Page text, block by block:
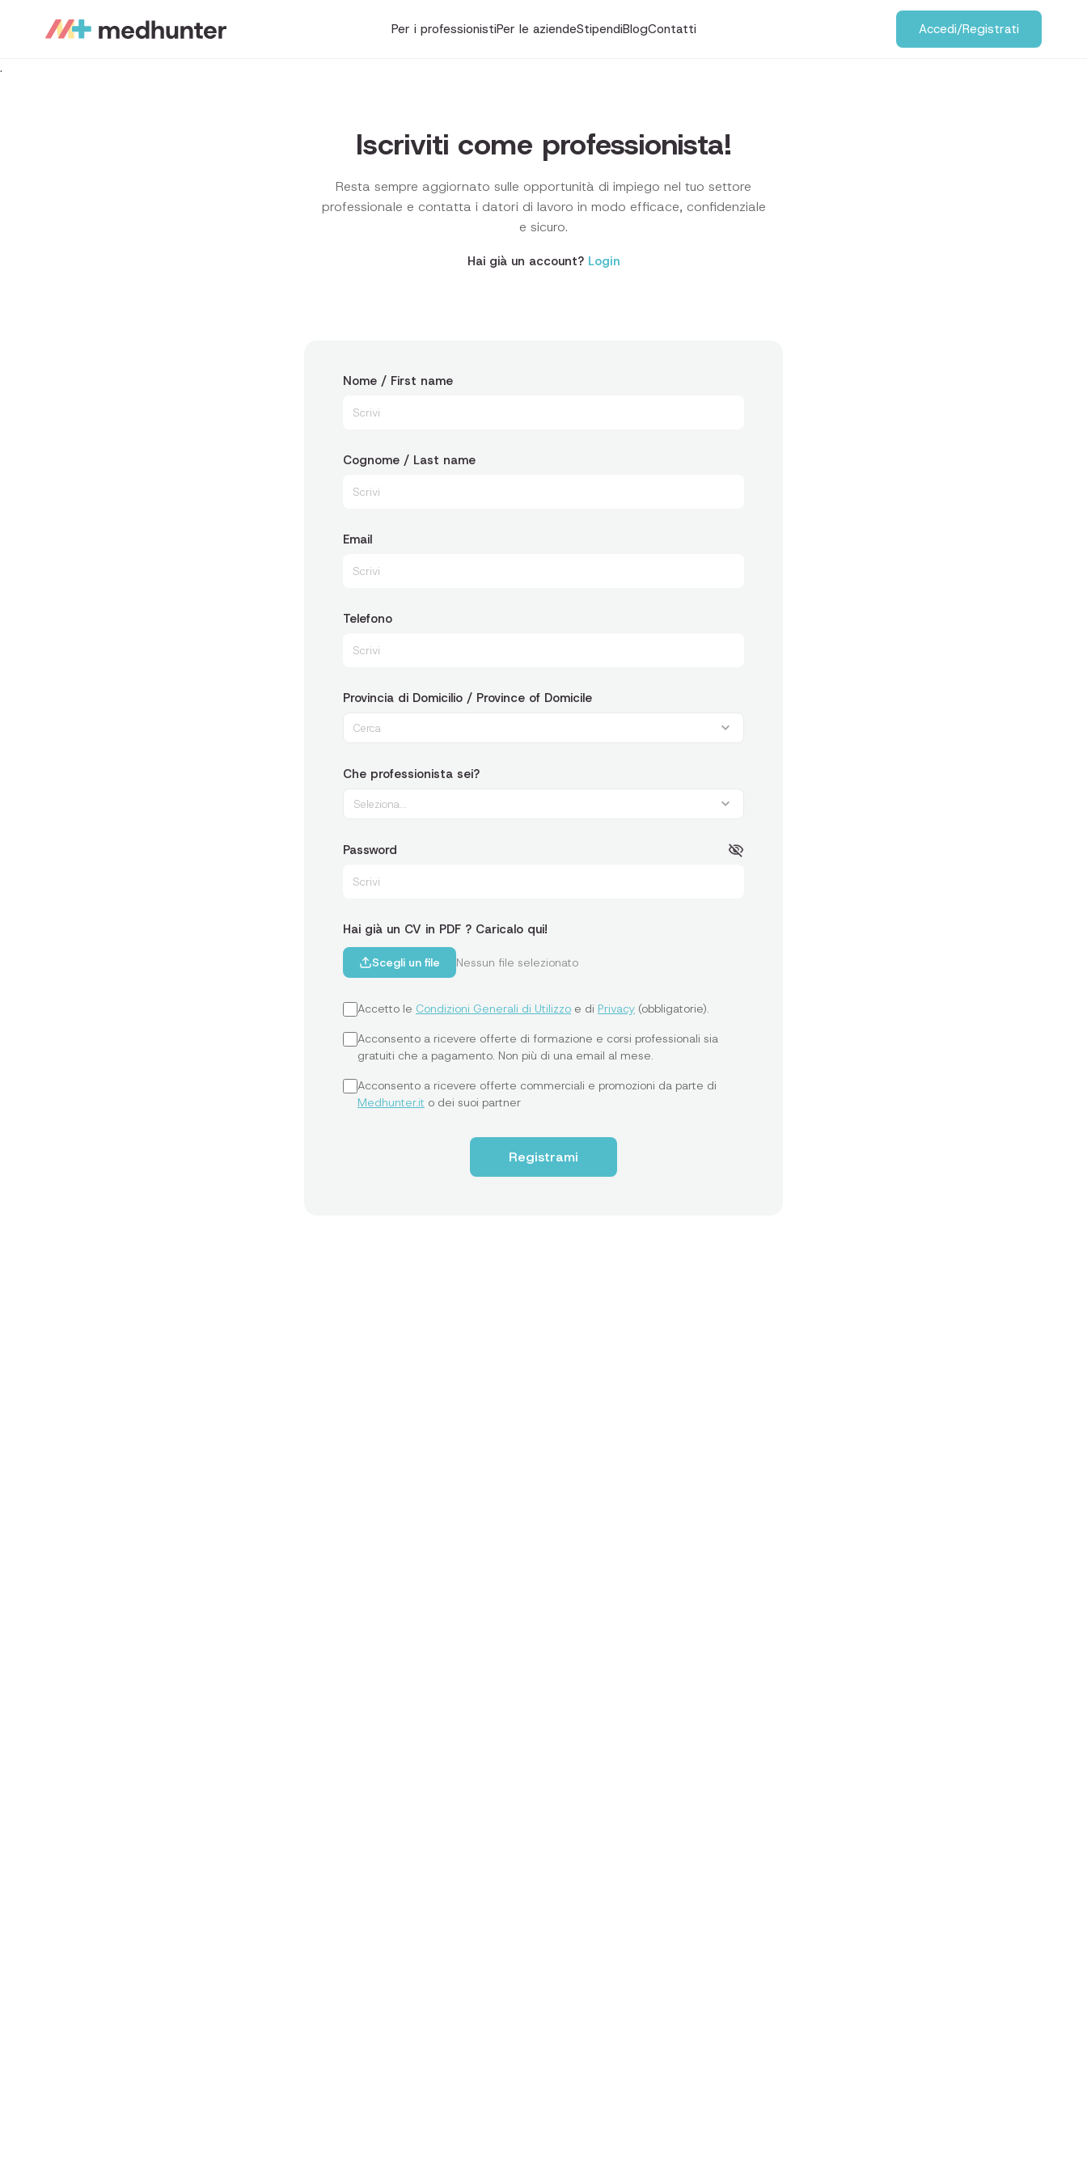
Per i professionistiPer le aziendeStipendiBlogContatti Accedi/Registrati
.
Iscriviti come professionista!
Resta sempre aggiornato sulle opportunità di impiego nel tuo settore
professionale e contatta i datori di lavoro in modo efficace, confidenziale
e sicuro.
Hai già un account? Login
Nome / First name
Cognome / Last name
Email
Telefono
Provincia di Domicilio / Province of Domicile
Cerca
Che professionista sei?
Seleziona...
Password
Hai già un CV in PDF ? Caricalo qui!
Scegli un file Nessun file selezionato
Accetto le Condizioni Generali di Utilizzo e di Privacy (obbligatorie).
Acconsento a ricevere offerte di formazione e corsi professionali sia
gratuiti che a pagamento. Non più di una email al mese.
Acconsento a ricevere offerte commerciali e promozioni da parte di
Medhunter.it o dei suoi partner